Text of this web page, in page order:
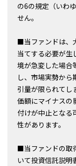
の6の規定（いわ
せん。
■当ファンドは、
当てする必要が生
境が急変した場合
し、市場実勢か
引量が限られてし
価額にマイナスの
付けが中止となる
性があります。
■当ファンドの取
いて投資信託説明